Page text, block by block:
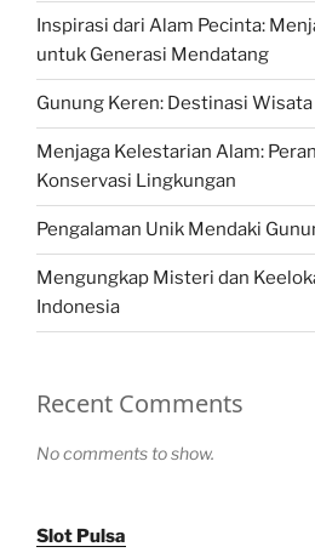
Inspirasi dari Alam Pecinta:
untuk Generasi Mendatang
Gunung Keren: Destinasi
Menjaga Kelestarian Alam:
Konservasi Lingkungan
Pengalaman Unik Mendaki
Mengungkap Misteri dan
Indonesia
Recent Comments
No comments to show.
Slot Pulsa